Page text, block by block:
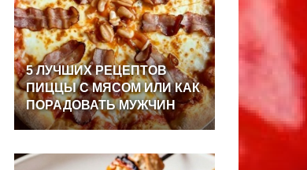
5ЛУЧШИХРЕЦЕПТОВ
ПИЦЦЫСМЯСОМИЛИКАК
ПОРАДОВАТЬМУЖЧИН